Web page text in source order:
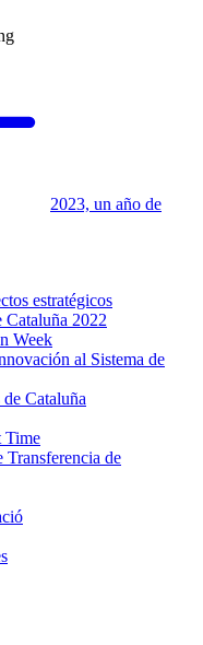
2023, un año de
estratégicos
2022
Week
al Sistema de
de Cataluña
Time
Transferencia de